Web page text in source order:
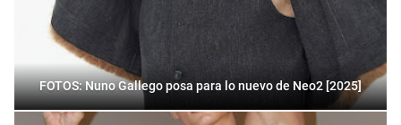
FOTOS: Nuno Gallego posa para lo nuevo de Neo2 [2025]